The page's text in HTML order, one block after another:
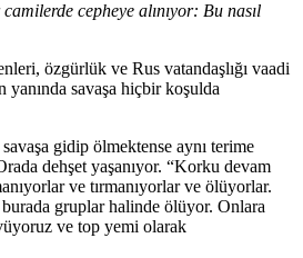
cepheye alınıyor: Bu nasıl
özgürlük ve Rus vatandaşlığı vaadi
yanında savaşa hiçbir koşulda
gidip ölmektense aynı terime
dehşet yaşanıyor. “Korku devam
ve tırmanıyorlar ve ölüyorlar.
gruplar halinde ölüyor. Onlara
ve top yemi olarak